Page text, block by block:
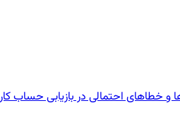
و خطاهای احتمالی در بازیابی حساب